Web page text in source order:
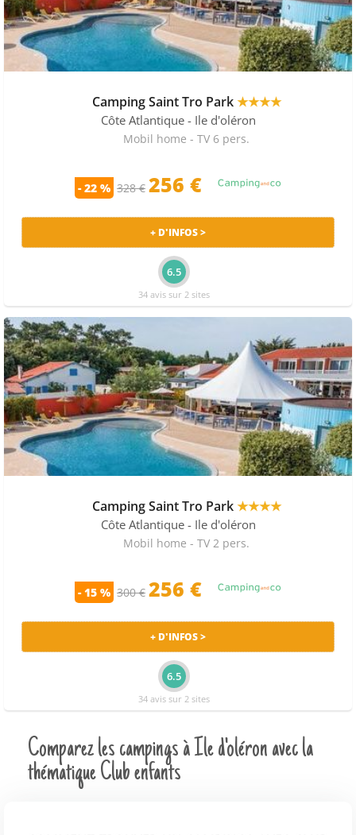
Camping Saint Tro Park★★★★
Côte Atlantique - Ile d'oléron
Mobil home - TV 6 pers.
- 22 % 328 € 256 €
+ D'INFOS >
6.5
34 avis sur 2 sites
Camping Saint Tro Park★★★★
Côte Atlantique - Ile d'oléron
Mobil home - TV 2 pers.
- 15 % 300 € 256 €
+ D'INFOS >
6.5
34 avis sur 2 sites
Comparez les campings à Ile d'oléron avec la
thématique Club enfants